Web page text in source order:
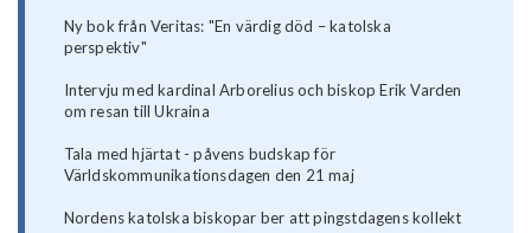
Ny bok från Veritas: "En värdig död – katolska
perspektiv"
Intervju med kardinal Arborelius och biskop Erik Varden
om resan till Ukraina
Tala med hjärtat - påvens budskap för
Världskommunikationsdagen den 21 maj
Nordens katolska biskopar ber att pingstdagens kollekt